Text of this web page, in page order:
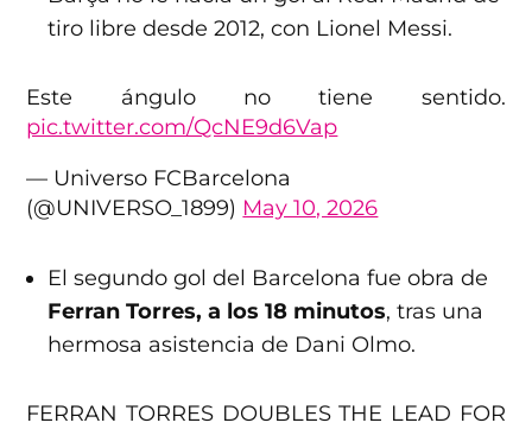
tiro libre desde 2012, con Lionel Messi.
Este ángulo no tiene sentido.
pic.twitter.com/QcNE9d6Vap
— Universo FCBarcelona
(@UNIVERSO_1899) May 10, 2026
El segundo gol del Barcelona fue obra de
Ferran Torres, a los 18 minutos, tras una
hermosa asistencia de Dani Olmo.
FERRAN TORRES DOUBLES THE LEAD FOR